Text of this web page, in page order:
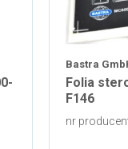
Bastra
Folia
F146
nr